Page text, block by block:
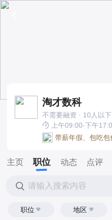
淘才数科
不需要融资 · 10人以
上午09:00-下午
带薪年假、包吃包
主页 职位 动态 点评
请输入搜索内容
职位 地区